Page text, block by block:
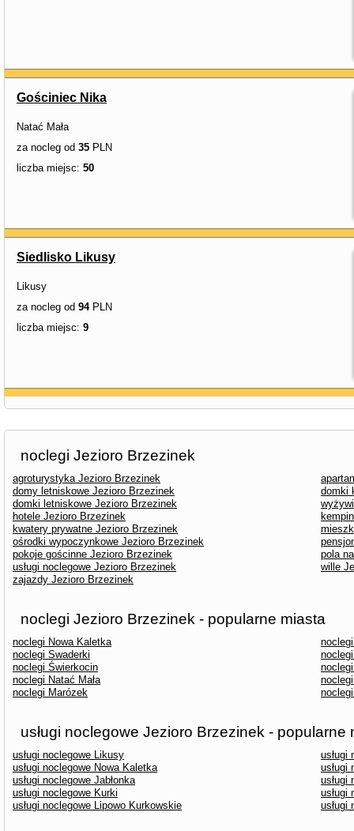
Gościniec Nika
Natać Mała
za nocleg od 35 PLN
liczba miejsc: 50
Siedlisko Likusy
Likusy
za nocleg od 94PLN
liczba miejsc: 9
noclegi Jezioro Brzezinek
agroturystyka Jezioro Brzezinek
domy letniskowe Jezioro Brzezinek
domki
domki letniskowe Jezioro Brzezinek
hotele Jezioro Brzezinek
kwatery prywatne Jezioro Brzezinek
ośrodki wypoczynkowe Jezioro Brzezinek
pokoje gościnne Jezioro Brzezinek
pola
usługi noclegowe Jezioro Brzezinek
wille
zajazdy Jezioro Brzezinek
noclegi Jezioro Brzezinek - popularne miasta
noclegi Nowa Kaletka
noclegi Swaderki
noclegi Świerkocin
noclegi Natać Mała
noclegi Marózek
usługi noclegowe Jezioro Brzezinek - popularne
usługi noclegowe Likusy
usługi
usługi noclegowe Nowa Kaletka
usługi
usługi noclegowe Jabłonka
usługi
usługi noclegowe Kurki
usługi
usługi noclegowe Lipowo Kurkowskie
usługi